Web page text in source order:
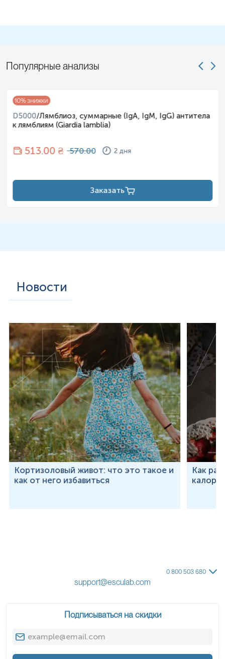
Популярные анализы
10% знижки
D5000/Лямблиоз, суммарные (IgA, IgM, IgG) антитела
к лямблиям (Giardia lamblia)
513.00 ₴ 570.00 2 дня
Заказать
Новости
Кортизоловый живот: что это такое и
как от него избавиться
Как
0 800 503 680
support@esculab.com
Подписываться на скидки